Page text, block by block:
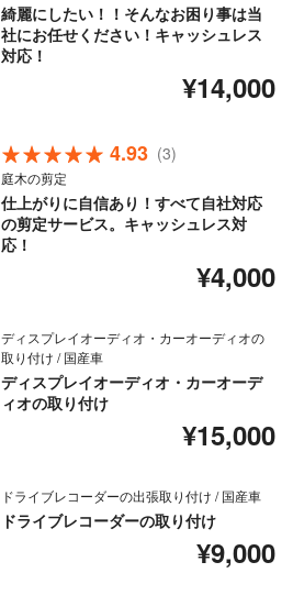
綺麗にしたい！！そんなお困り事は当
社にお任せください！キャッシュレス
対応！
¥14,000
4.93 (3)
庭木の剪定
仕上がりに自信あり！すべて自社対応
の剪定サービス。キャッシュレス対
応！
¥4,000
ディスプレイオーディオ・カーオーディオの
取り付け / 国産車
ディスプレイオーディオ・カーオーデ
ィオの取り付け
¥15,000
ドライブレコーダーの出張取り付け / 国産車
ドライブレコーダーの取り付け
¥9,000